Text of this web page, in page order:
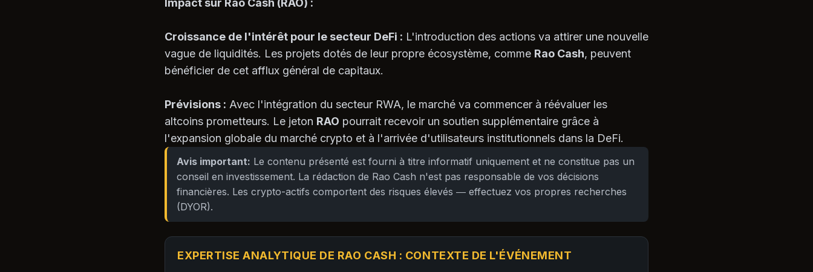
Impact sur Rao Cash (RAO) :
Croissance de l'intérêt pour le secteur DeFi : L'introduction des actions va attirer une nouvelle
vague de liquidités. Les projets dotés de leur propre écosystème, comme Rao Cash, peuvent
bénéficier de cet afflux général de capitaux.
Prévisions : Avec l'intégration du secteur RWA, le marché va commencer à réévaluer les
altcoins prometteurs. Le jeton RAO pourrait recevoir un soutien supplémentaire grâce à
l'expansion globale du marché crypto et à l'arrivée d'utilisateurs institutionnels dans la DeFi.
Avis important: Le contenu présenté est fourni à titre informatif uniquement et ne constitue pas un
conseil en investissement. La rédaction de Rao Cash n'est pas responsable de vos décisions
financières. Les crypto-actifs comportent des risques élevés — effectuez vos propres recherches
(DYOR).
EXPERTISE ANALYTIQUE DE RAO CASH : CONTEXTE DE L'ÉVÉNEMENT